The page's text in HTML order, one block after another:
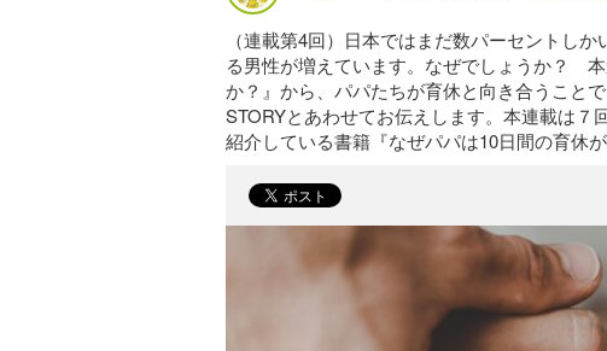
（連載第4回）日本ではまだ数パーセントし
る男性が増えています。なぜでしょうか？
か？』から、パパたちが育休と向き合うこと
STORYとあわせてお伝えします。本連載は７
紹介している書籍『なぜパパは10日間の育休